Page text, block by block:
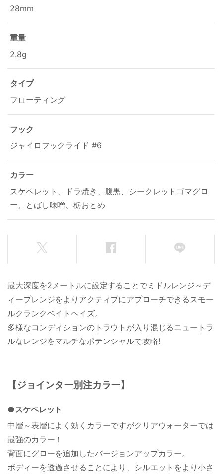
28mm
重量
2.8g
タイプ
フローティング
フック
ジャイロフックライド #6
カラー
スケペレット、ドラ焼き、腹黒、シークレットゴマグロ
ー、とばし味噌、栃おとめ
最大深度を2メートルに設定することでミドルレンジ～デ
ィープレンジをよりアクティブにアプローチできるスモー
ルクランクベイトヘイズ。
多様なコンディションのトラウトが入り混じるニュートラ
ルなレンジをマルチなポテンシャルで攻略!
【ジョインター別注カラー】
●スケペレット
中層～表層によく効くカラーですがクリアウォーターでは
最強のカラー！
背面にグローを追加したバージョンアップカラー。
ボディーを透過させることにより、シルエットをより小さ